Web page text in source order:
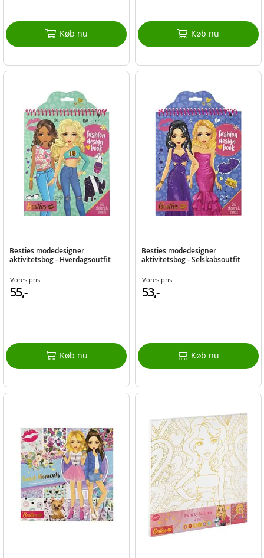
Køb nu Køb nu
Besties modedesigner
aktivitetsbog - Hverdagsoutfit
Vores pris:
55,-
Køb nu
Besties modedesigner
aktivitetsbog - Selskabsoutfit
Vores pris:
53,-
Køb nu